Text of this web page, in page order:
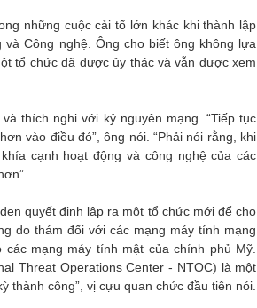
những cuộc cải tổ lớn khác khi thành lập
Công nghệ. Ông cho biết ông không lựa
tổ chức đã được ủy thác và vẫn được xem
thích nghi với kỷ nguyên mạng. “Tiếp tục
vào điều đó”, ông nói. “Phải nói rằng, khi
cạnh hoạt động và công nghệ của các
quyết định lập ra một tổ chức mới để cho
do thám đối với các mạng máy tính mạng
mạng máy tính mật của chính phủ Mỹ.
Threat Operations Center - NTOC) là một
thành công”, vị cựu quan chức đầu tiên nói.